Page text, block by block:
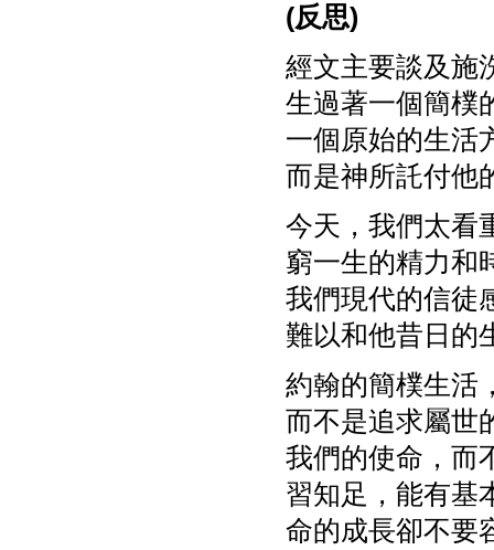
(反思)
經文主要談及施
生過著一個簡樸
一個原始的生活
而是神所託付他
今天，我們太看
窮一生的精力和
我們現代的信徒
難以和他昔日的
約翰的簡樸生活
而不是追求屬世
我們的使命，而
習知足，能有基
命的成長卻不要